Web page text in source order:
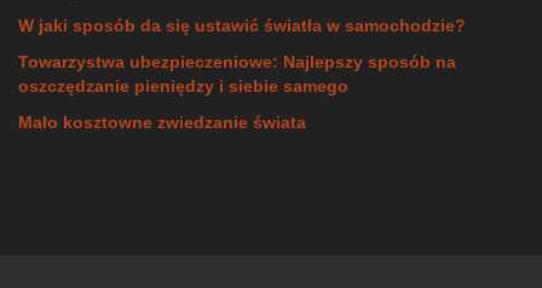
W jaki sposób da się ustawić światła w samochodzie?
Towarzystwa ubezpieczeniowe: Najlepszy sposób na
oszczędzanie pieniędzy i siebie samego
Mało kosztowne zwiedzanie świata